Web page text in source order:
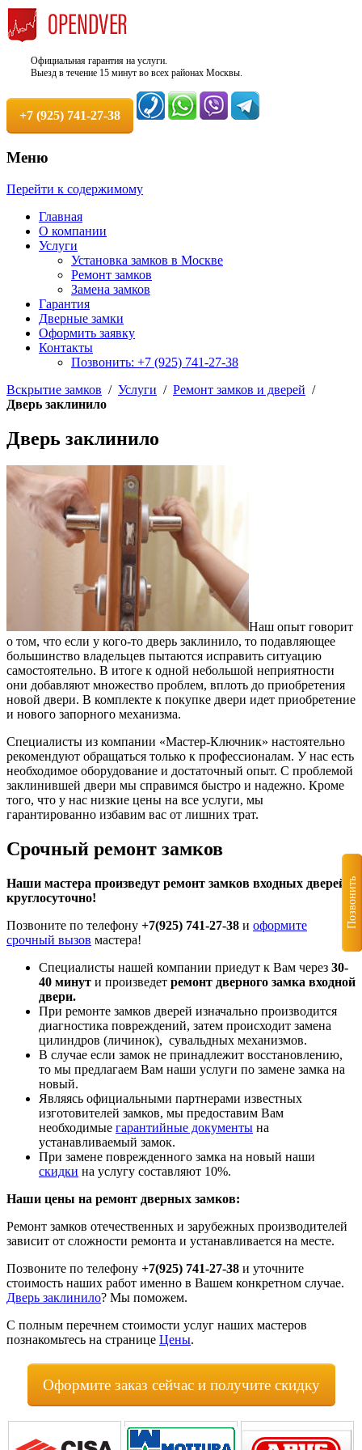
Официальная гарантия на услуги.
Выезд в течение 15 минут во всех районах Москвы.
+7 (925) 741-27-38
Служба вскрытия и ремонта
замков +7 (925) 741-27-38
Круглосуточно. 100% Гарантия!
Меню
Перейти к содержимому
Главная
О компании
Услуги
Установка замков в Москве
Ремонт замков
Замена замков
Гарантия
Дверные замки
Оформить заявку
Контакты
Позвонить: +7 (925) 741-27-38
Вскрытие замков / Услуги / Ремонт замков и дверей /
Дверь заклинило
Дверь заклинило
Наш опыт говорит
о том, что если у кого-то дверь заклинило, то подавляющее
большинство владельцев пытаются исправить ситуацию
самостоятельно. В итоге к одной небольшой неприятности
они добавляют множество проблем, вплоть до приобретения
новой двери. В комплекте к покупке двери идет приобретение
и нового запорного механизма.
Специалисты из компании «Мастер-Ключник» настоятельно
рекомендуют обращаться только к профессионалам. У нас есть
необходимое оборудование и достаточный опыт. С проблемой
заклинившей двери мы справимся быстро и надежно. Кроме
того, что у нас низкие цены на все услуги, мы
гарантированно избавим вас от лишних трат.
Срочный ремонт замков
Наши мастера произведут ремонт замков входных дверей
круглосуточно!
Позвоните по телефону +7(925) 741-27-38 и оформите
срочный вызов мастера!
Специалисты нашей компании приедут к Вам через 30-
40 минут и произведет ремонт дверного замка входной
двери.
При ремонте замков дверей изначально производится
диагностика повреждений, затем происходит замена
цилиндров (личинок), сувальдных механизмов.
В случае если замок не принадлежит восстановлению,
то мы предлагаем Вам наши услуги по замене замка на
новый.
Являясь официальными партнерами известных
изготовителей замков, мы предоставим Вам
необходимые гарантийные документы на
устанавливаемый замок.
При замене поврежденного замка на новый наши
скидки на услугу составляют 10%.
Наши цены на ремонт дверных замков:
Ремонт замков отечественных и зарубежных производителей
зависит от сложности ремонта и устанавливается на месте.
Позвоните по телефону +7(925) 741-27-38 и уточните
стоимость наших работ именно в Вашем конкретном случае.
Дверь заклинило? Мы поможем.
С полным перечнем стоимости услуг наших мастеров
познакомьтесь на странице Цены.
Позвонить
Оформите заказ сейчас и получите скидку